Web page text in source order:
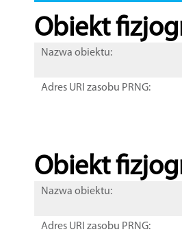
Obiekt
Nazwa obiektu:
Adres URI zasobu PRNG:
Obiekt
Nazwa obiektu:
Adres URI zasobu PRNG: